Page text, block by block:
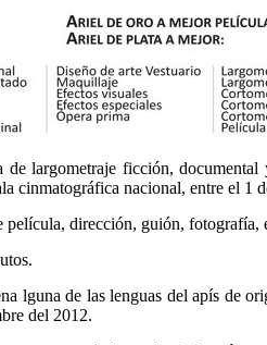
de largometraje ficción,
cinmatográfica nacional, entre el 1
película, dirección, guión,
lguna de las lenguas del apís de
del 2012.